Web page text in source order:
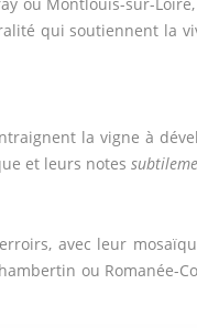
qui soutiennent la
la vigne à
et leurs notes
avec leur
ou Romanée-